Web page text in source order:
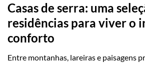
Casas de serra: uma
residências para viver o
conforto
Entre montanhas, lareiras e paisagens